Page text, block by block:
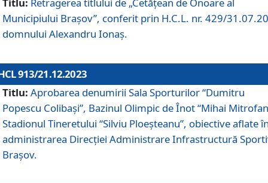
Titlu: Retragerea titlului de „Cetățean de Onoare al
Municipiului Brașov”, conferit prin H.C.L. nr. 429/
domnului Alexandru Ionaș.
913/21.12.2023
Titlu: Aprobarea denumirii Sala Sporturilor “Dumitru
Popescu Colibași”, Bazinul Olimpic de Înot “Mihai
Stadionul Tineretului “Silviu Ploeșteanu”, obiective aflate
administrarea Direcției Administrare Infrastructură
Brașov.